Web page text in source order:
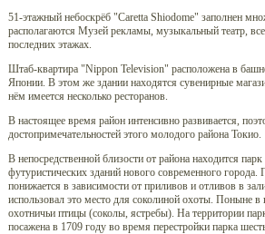
51-этажный небоскрёб "Caretta Shiodome" заполнен
располагаются Музей рекламы, музыкальный театр,
последних этажах.
Штаб-квартира "Nippon Television" расположена в
Японии. В этом же здании находятся сувенирные
нём имеется несколько ресторанов.
В настоящее время район интенсивно развивается,
достопримечательностей этого молодого района Токио.
В непосредственной близости от района находится
футуристических зданий нового современного
понижается в зависимости от приливов и отливов в
использовал это место для соколиной охоты. Поныне
охотничьи птицы (соколы, ястребы). На территории
посажена в 1709 году во время перестройки парка